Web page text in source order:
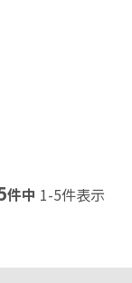
件中 1-5件表示